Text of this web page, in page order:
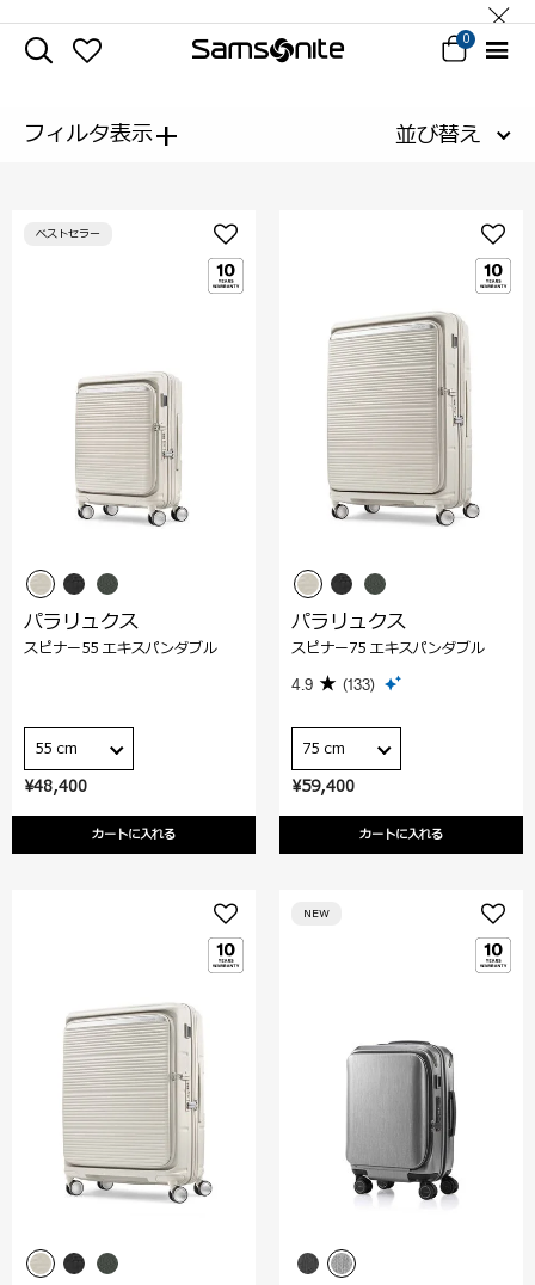
0
フィルタ表示+ 並び替え
¥48,400
カートに入れる
ベストセラー
パラリュクス
スピナー55 エキスパンダブル
55 cm
¥59,400
カートに入れる
パラリュクス
スピナー75 エキスパンダブル
4.9 (133)
75 cm
NEW